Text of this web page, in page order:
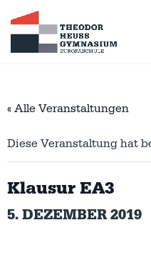
« Alle Veranstaltungen
Diese Veranstaltung hat
Klausur EA3
5. DEZEMBER 2019